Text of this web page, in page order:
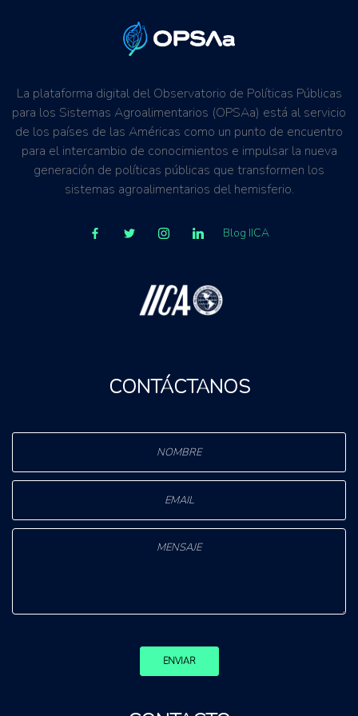
La plataforma digital del Observatorio de Políticas Públicas
para los Sistemas Agroalimentarios (OPSAa) está al servicio
de los países de las Américas como un punto de encuentro
para el intercambio de conocimientos e impulsar la nueva
generación de políticas públicas que transformen los
sistemas agroalimentarios del hemisferio.
Blog IICA
CONTÁCTANOS
ENVIAR